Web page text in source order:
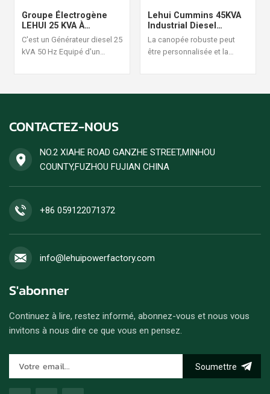
Groupe Électrogène
LEHUI 25 KVA À
Démarrage
Automatique Avec
Surveillance À Distance
C'est un Générateur diesel 25
kVA 50 Hz Equipé d'un
est adapté aux situations
rendement énergétique
groupes électrogènes diesel
sont acceptées.
Lehui Cummins 45KVA
Industrial Diesel
Generator Set 60Hz
La canopée robuste peut
être personnalisée et la
est raisonnable et fiable, une
CONTACTEZ-NOUS
NO.2 XIAHE ROAD GANZHE STREET,MINHOU
COUNTY,FUZHOU FUJIAN CHINA
+86 059122071372
info@lehuipowerfactory.com
S'abonner
Continuez à lire, restez informé, abonnez-vous et nous vous
invitons à nous dire ce que vous en pensez.
Soumettre